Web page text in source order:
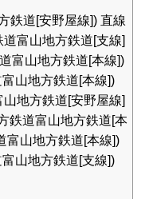
鉄道[安野屋線]) 直線
道富山地方鉄道[支線]
富山地方鉄道[本線])
山地方鉄道[本線])
地方鉄道[安野屋線]
鉄道富山地方鉄道[本
富山地方鉄道[本線])
山地方鉄道[支線])